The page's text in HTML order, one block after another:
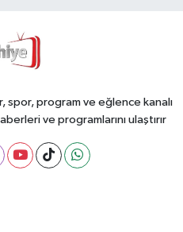
program ve eğlence kanalı
ve programlarını ulaştırır